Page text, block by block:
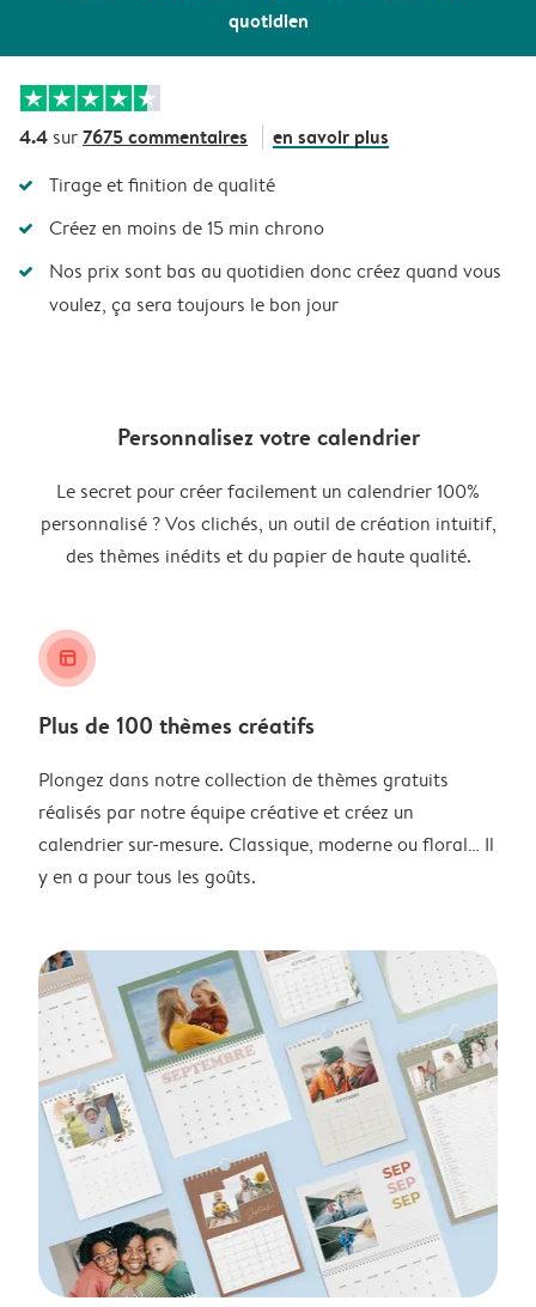
quotidien
4.4 sur7675 commentaires en savoir plus
Tirage et finition de qualité
Créez en moins de 15 min chrono
Nos prix sont bas au quotidien donc créez quand vous
voulez, ça sera toujours le bon jour
Personnalisez votre calendrier
Le secret pour créer facilement un calendrier 100%
personnalisé ? Vos clichés, un outil de création intuitif,
des thèmes inédits et du papier de haute qualité.
layout_alt
Plus de 100 thèmes créatifs
Plongez dans notre collection de thèmes gratuits
réalisés par notre équipe créative et créez un
calendrier sur-mesure. Classique, moderne ou floral… Il
y en a pour tous les goûts.